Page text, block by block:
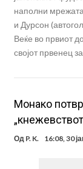
наполни
и Дурсон
Веќе во првиот
својот првенец
Монако
Од P. K. 16:08, 30